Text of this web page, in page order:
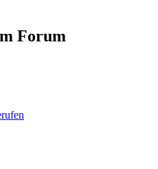
Forum